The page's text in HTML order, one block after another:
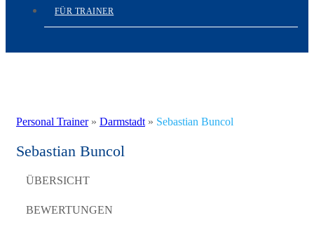
FÜR TRAINER
Personal Trainer» Darmstadt » Sebastian Buncol
Sebastian Buncol
ÜBERSICHT
BEWERTUNGEN